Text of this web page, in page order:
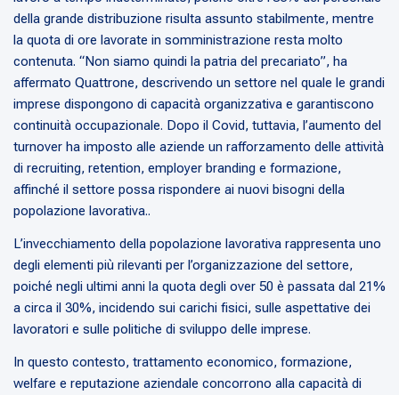
della grande distribuzione risulta assunto stabilmente, mentre
la quota di ore lavorate in somministrazione resta molto
contenuta. “Non siamo quindi la patria del precariato”, ha
affermato Quattrone, descrivendo un settore nel quale le grandi
imprese dispongono di capacità organizzativa e garantiscono
continuità occupazionale. Dopo il Covid, tuttavia, l’aumento del
turnover ha imposto alle aziende un rafforzamento delle attività
di recruiting, retention, employer branding e formazione,
affinché il settore possa rispondere ai nuovi bisogni della
popolazione lavorativa..
L’invecchiamento della popolazione lavorativa rappresenta uno
degli elementi più rilevanti per l’organizzazione del settore,
poiché negli ultimi anni la quota degli over 50 è passata dal 21%
a circa il 30%, incidendo sui carichi fisici, sulle aspettative dei
lavoratori e sulle politiche di sviluppo delle imprese.
In questo contesto, trattamento economico, formazione,
welfare e reputazione aziendale concorrono alla capacità di